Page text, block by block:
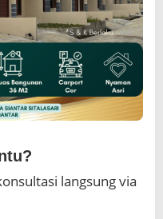
langsung via